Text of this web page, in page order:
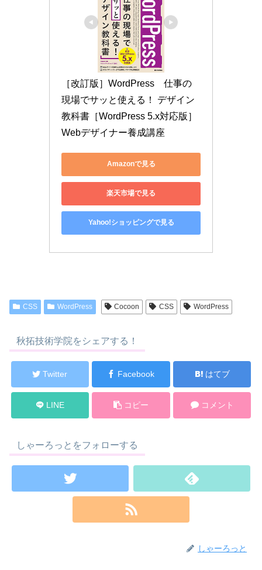
［改訂版］WordPress　仕事の
現場でサッと使える！ デザイン
教科書［WordPress 5.x対応版］
Webデザイナー養成講座
Amazonで見る
楽天市場で見る
Yahoo!ショッピングで見る
CSS WordPress Cocoon CSS WordPress
秋拓技術学院をシェアする！
Twitter Facebook はてブ
LINE コピー コメント
しゃーろっとをフォローする
しゃーろっと